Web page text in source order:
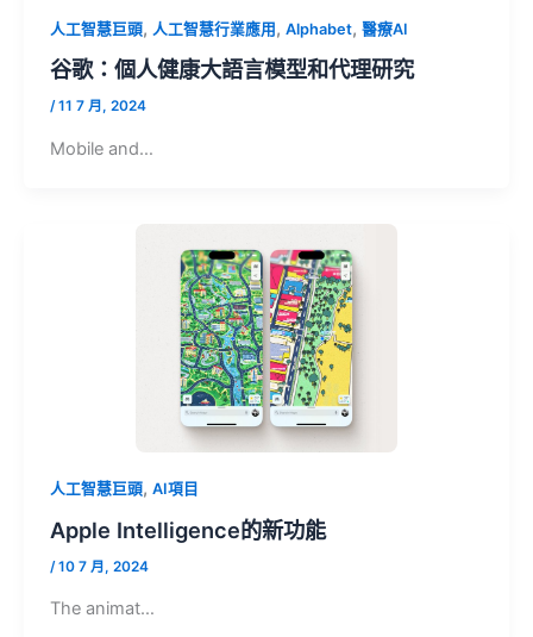
人工智慧巨頭, 人工智慧行業應用, Alphabet, 醫療AI
谷歌：個人健康大語言模型和代理研究
/11 7 月, 2024
Mobile and…
人工智慧巨頭, AI項目
Apple Intelligence的新功能
/10 7 月, 2024
The animat…